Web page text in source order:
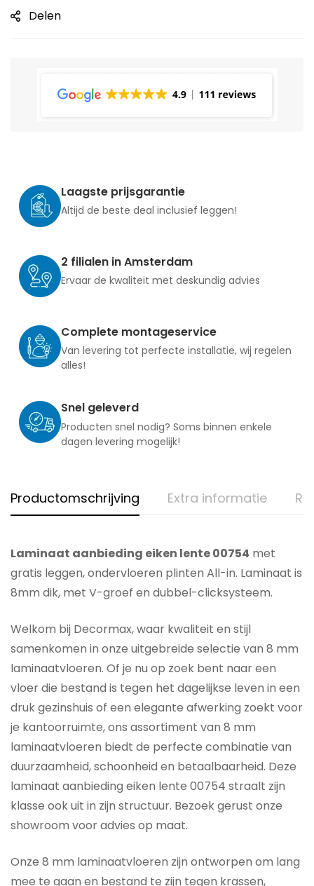
Delen
Laagste prijsgarantie
Altijd de beste deal inclusief leggen!
2 filialen in Amsterdam
Ervaar de kwaliteit met deskundig advies
Complete montageservice
Van levering tot perfecte installatie, wij regelen
alles!
Snel geleverd
Producten snel nodig? Soms binnen enkele
dagen levering mogelijk!
Productomschrijving Extra informatie
Laminaat aanbieding eiken lente 00754 met
gratis leggen, ondervloeren plinten All-in. Laminaat is
8mm dik, met V-groef en dubbel-clicksysteem.
Welkom bij Decormax, waar kwaliteit en stijl
samenkomen in onze uitgebreide selectie van 8 mm
laminaatvloeren. Of je nu op zoek bent naar een
vloer die bestand is tegen het dagelijkse leven in een
druk gezinshuis of een elegante afwerking zoekt voor
je kantoorruimte, ons assortiment van 8 mm
laminaatvloeren biedt de perfecte combinatie van
duurzaamheid, schoonheid en betaalbaarheid. Deze
laminaat aanbieding eiken lente 00754 straalt zijn
klasse ook uit in zijn structuur. Bezoek gerust onze
showroom voor advies op maat.
Onze 8 mm laminaatvloeren zijn ontworpen om lang
mee te gaan en bestand te zijn tegen krassen,